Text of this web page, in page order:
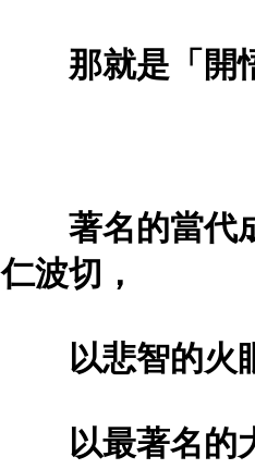
那就是「開
著名的當代成
仁波切，
以悲智的火眼
以最著名的